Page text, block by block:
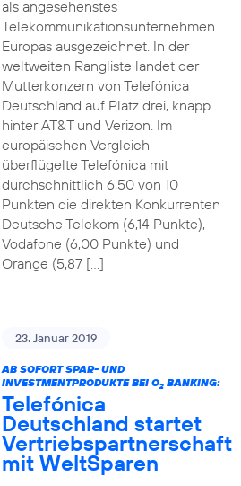
als angesehenstes
Telekommunikationsunternehmen
Europas ausgezeichnet. In der
weltweiten Rangliste landet der
Mutterkonzern von Telefónica
Deutschland auf Platz drei, knapp
hinter AT&T und Verizon. Im
europäischen Vergleich
überflügelte Telefónica mit
durchschnittlich 6,50 von 10
Punkten die direkten Konkurrenten
Deutsche Telekom (6,14 Punkte),
Vodafone (6,00 Punkte) und
Orange (5,87 […]
23. Januar 2019
AB SOFORT SPAR- UND
INVESTMENTPRODUKTE BEI O2BANKING:
Telefónica
Deutschland startet
Vertriebspartnerschaft
mit WeltSparen